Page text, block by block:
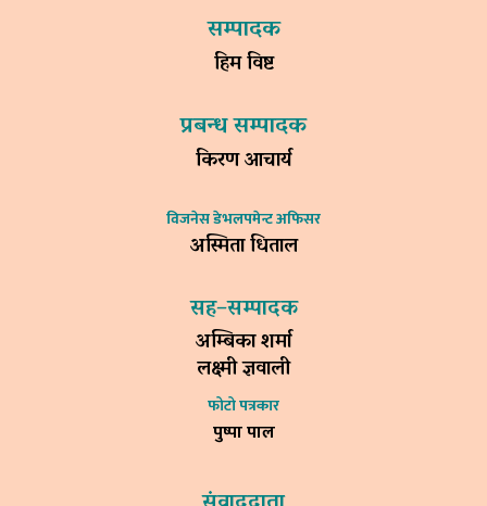
सम्पादक
हिम विष्ट
प्रबन्ध सम्पादक
किरण आचार्य
विजनेस डेभलपमेन्ट अफिसर
अस्मिता धिताल
सह–सम्पादक
अम्बिका शर्मा
लक्ष्मी ज्ञवाली
फोटो पत्रकार
पुष्पा पाल